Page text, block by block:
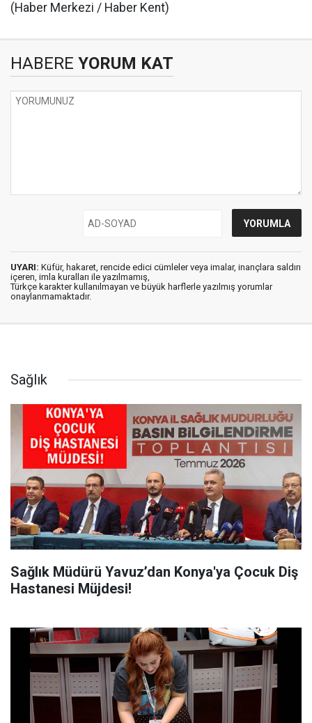
(Haber Merkezi / Haber Kent)
HABERE YORUM KAT
UYARI: Küfür, hakaret, rencide edici cümleler veya imalar, inançlara saldırı
içeren, imla kuralları ile yazılmamış,
Türkçe karakter kullanılmayan ve büyük harflerle yazılmış yorumlar
onaylanmamaktadır.
Sağlık
Sağlık Müdürü Yavuz’dan Konya'ya Çocuk Diş
Hastanesi Müjdesi!